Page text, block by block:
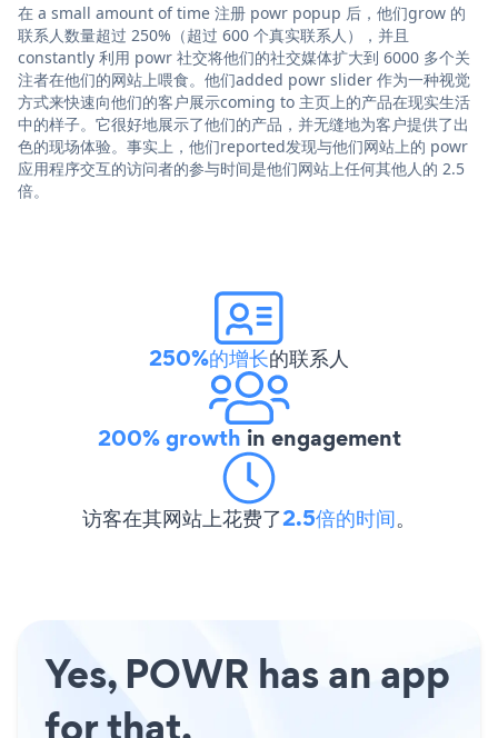
在 a small amount of time 注册 powr popup 后，他们grow 的
联系人数量超过 250%（超过 600 个真实联系人），并且
constantly 利用 powr 社交将他们的社交媒体扩大到 6000 多个关
注者在他们的网站上喂食。他们added powr slider 作为一种视觉
方式来快速向他们的客户展示coming to 主页上的产品在现实生活
中的样子。它很好地展示了他们的产品，并无缝地为客户提供了出
色的现场体验。事实上，他们reported发现与他们网站上的 powr
应用程序交互的访问者的参与时间是他们网站上任何其他人的 2.5
倍。
250%的增长的联系人
200% growth in engagement
访客在其网站上花费了2.5倍的时间。
Yes, POWR has an app
for that.